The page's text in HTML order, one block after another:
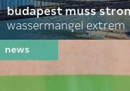
budapest muss
wassermangel extrem